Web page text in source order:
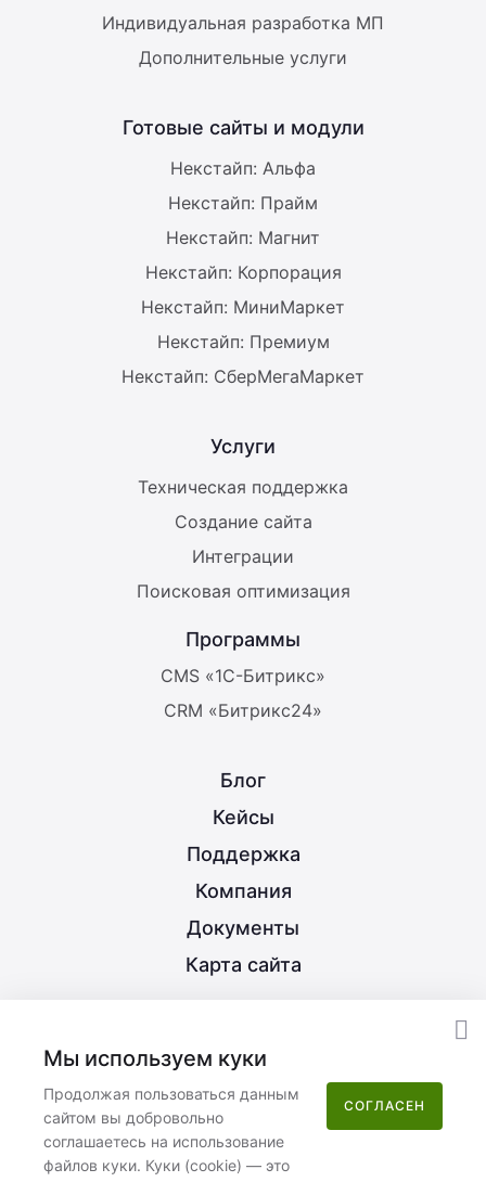
Индивидуальная разработка МП
Дополнительные услуги
Готовые сайты и модули
Некстайп: Альфа
Некстайп: Прайм
Некстайп: Магнит
Некстайп: Корпорация
Некстайп: МиниМаркет
Некстайп: Премиум
Некстайп: СберМегаМаркет
Услуги
Техническая поддержка
Создание сайта
Интеграции
Поисковая оптимизация
Программы
CMS «1С-Битрикс»
CRM «Битрикс24»
Блог
Кейсы
Поддержка
Компания
Документы
Карта сайта
Москва,улица Потаповская Роща, 12к2
Пн–Пт 08:00–17:00
Мы используем куки
Продолжая пользоваться данным
сайтом вы добровольно
соглашаетесь на использование
файлов куки. Куки (cookie) — это
СОГЛАСЕН